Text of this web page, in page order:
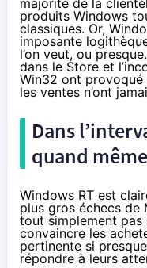
majorité de la
produits Windows
classiques. Or,
imposante
l’on veut, ou
dans le Store et
Win32 ont
les ventes n’ont
Dans
quand
Windows RT est
plus gros échecs de
tout simplement
convaincre les
pertinente si
répondre à leurs